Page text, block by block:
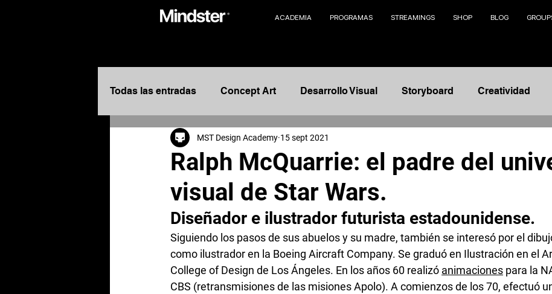
ACADEMIA PROGRAMAS STREAMINGS SHOP BLOG
Todas las entradas Concept Art Desarrollo Visual Storyboard Creatividad
Entretenimiento Design Animación
Diseñadores de Entretenimiento Ilustración
Concept Designers Storytelling AI
Ralph McQuarrie: el padre del
visual de Star Wars.
MST Design Academy 15 sept 2021
Diseñador e ilustrador futurista estadounidense.
Siguiendo los pasos de sus abuelos y su madre, también se interesó por el
como ilustrador en la Boeing Aircraft Company. Se graduó en Ilustración en el
College of Design de Los Ángeles. En los años 60 realizó animaciones para la
CBS (retransmisiones de las misiones Apolo). A comienzos de los 70, efectuó